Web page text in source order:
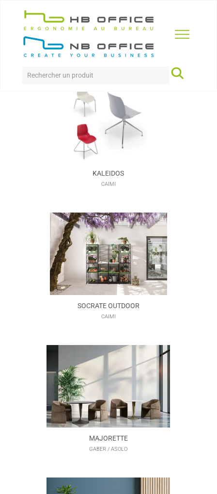
Accueil > Produits > Collectivité > Restauration
RESTAURATION
KALEIDOS
CAIMI
SOCRATE OUTDOOR
CAIMI
MAJORETTE
GABER / ASOLO